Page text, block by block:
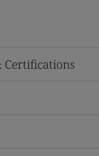
Certifications